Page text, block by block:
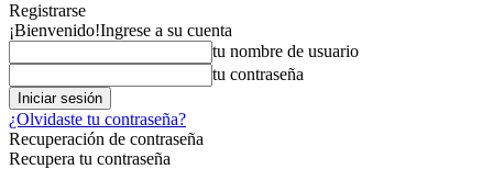
Registrarse
¡Bienvenido!Ingrese a su cuenta
tu nombre de usuario
tu contraseña
¿Olvidaste tu contraseña?
Recuperación de contraseña
Recupera tu contraseña